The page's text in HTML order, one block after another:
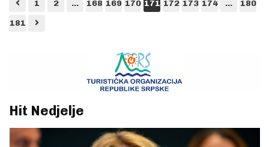
1 2 ... 168 169 170 171 172 173 174 ...
180
181
Hit Nedjelje